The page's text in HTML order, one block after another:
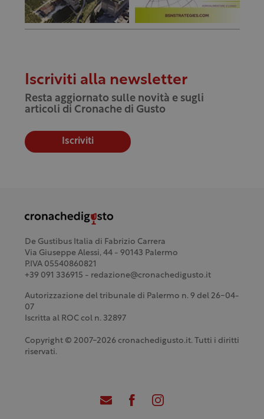
Iscriviti alla newsletter
Resta aggiornato sulle novità e sugli
articoli di Cronache di Gusto
Iscriviti
De Gustibus Italia di Fabrizio Carrera
Via Giuseppe Alessi, 44 - 90143 Palermo
P.IVA 05540860821
+39 091 336915 - redazione@cronachedigusto.it
Autorizzazione del tribunale di Palermo n. 9 del 26-04-
07
Iscritta al ROC col n. 32897
Copyright © 2007-2026 cronachedigusto.it. Tutti i diritti
riservati.